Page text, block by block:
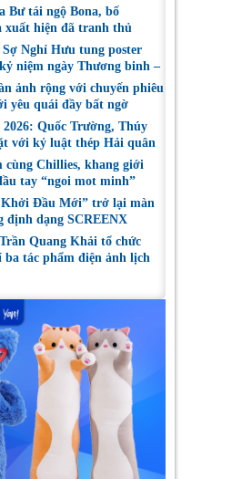
Bư tái ngộ Bona, bố
xuất hiện đã tranh thủ
Nghỉ Hưu tung poster
niệm ngày Thương binh –
ảnh rộng với chuyến phiêu
yêu quái đầy bất ngờ
2026: Quốc Trường, Thúy
với kỷ luật thép Hải quân
cùng Chillies, khang giới
tay “ngoi mot minh”
Khởi Đầu Mới” trở lại màn
định dạng SCREENX
Quang Khải tổ chức
ba tác phẩm điện ảnh lịch